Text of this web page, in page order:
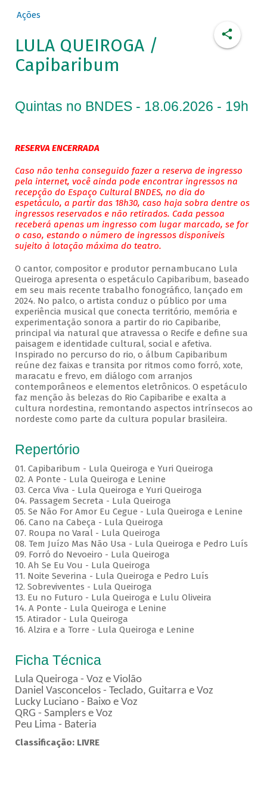
Ações
LULA QUEIROGA /
Capibaribum
Quintas no BNDES - 18.06.2026 - 19h
RESERVA ENCERRADA
Caso não tenha conseguido fazer a reserva de ingresso
pela internet, você ainda pode encontrar ingressos na
recepção do Espaço Cultural BNDES, no dia do
espetáculo, a partir das 18h30, caso haja sobra dentre os
ingressos reservados e não retirados. Cada pessoa
receberá apenas um ingresso com lugar marcado, se for
o caso, estando o número de ingressos disponíveis
sujeito à lotação máxima do teatro.
O cantor, compositor e produtor pernambucano Lula
Queiroga apresenta o espetáculo Capibaribum, baseado
em seu mais recente trabalho fonográfico, lançado em
2024. No palco, o artista conduz o público por uma
experiência musical que conecta território, memória e
experimentação sonora a partir do rio Capibaribe,
principal via natural que atravessa o Recife e define sua
paisagem e identidade cultural, social e afetiva.
Inspirado no percurso do rio, o álbum Capibaribum
reúne dez faixas e transita por ritmos como forró, xote,
maracatu e frevo, em diálogo com arranjos
contemporâneos e elementos eletrônicos. O espetáculo
faz menção às belezas do Rio Capibaribe e exalta a
cultura nordestina, remontando aspectos intrínsecos ao
nordeste como parte da cultura popular brasileira.
Repertório
01. Capibaribum - Lula Queiroga e Yuri Queiroga
02. A Ponte - Lula Queiroga e Lenine
03. Cerca Viva - Lula Queiroga e Yuri Queiroga
04. Passagem Secreta - Lula Queiroga
05. Se Não For Amor Eu Cegue - Lula Queiroga e Lenine
06. Cano na Cabeça - Lula Queiroga
07. Roupa no Varal - Lula Queiroga
08. Tem Juízo Mas Não Usa - Lula Queiroga e Pedro Luís
09. Forró do Nevoeiro - Lula Queiroga
10. Ah Se Eu Vou - Lula Queiroga
11. Noite Severina - Lula Queiroga e Pedro Luís
12. Sobreviventes - Lula Queiroga
13. Eu no Futuro - Lula Queiroga e Lulu Oliveira
14. A Ponte - Lula Queiroga e Lenine
15. Atirador - Lula Queiroga
16. Alzira e a Torre - Lula Queiroga e Lenine
Ficha Técnica
Lula Queiroga - Voz e Violão
Daniel Vasconcelos - Teclado, Guitarra e Voz
Lucky Luciano - Baixo e Voz
QRG - Samplers e Voz
Peu Lima - Bateria
Classificação: LIVRE